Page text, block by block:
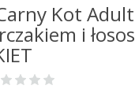
Kot
i